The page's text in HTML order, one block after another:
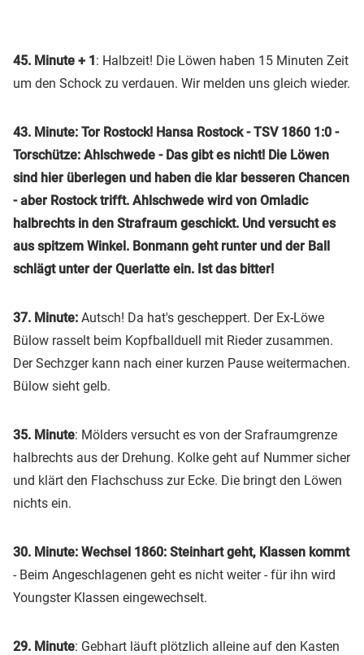
45. Minute + 1: Halbzeit! Die Löwen haben 15 Minuten Zeit
um den Schock zu verdauen. Wir melden uns gleich wieder.
43. Minute: Tor Rostock! Hansa Rostock - TSV 1860 1:0 -
Torschütze: Ahlschwede - Das gibt es nicht! Die Löwen
sind hier überlegen und haben die klar besseren Chancen
- aber Rostock trifft. Ahlschwede wird von Omladic
halbrechts in den Strafraum geschickt. Und versucht es
aus spitzem Winkel. Bonmann geht runter und der Ball
schlägt unter der Querlatte ein. Ist das bitter!
37. Minute: Autsch! Da hat's gescheppert. Der Ex-Löwe
Bülow rasselt beim Kopfballduell mit Rieder zusammen.
Der Sechzger kann nach einer kurzen Pause weitermachen.
Bülow sieht gelb.
35. Minute: Mölders versucht es von der Srafraumgrenze
halbrechts aus der Drehung. Kolke geht auf Nummer sicher
und klärt den Flachschuss zur Ecke. Die bringt den Löwen
nichts ein.
30. Minute: Wechsel 1860: Steinhart geht, Klassen kommt
- Beim Angeschlagenen geht es nicht weiter - für ihn wird
Youngster Klassen eingewechselt.
29. Minute: Gebhart läuft plötzlich alleine auf den Kasten